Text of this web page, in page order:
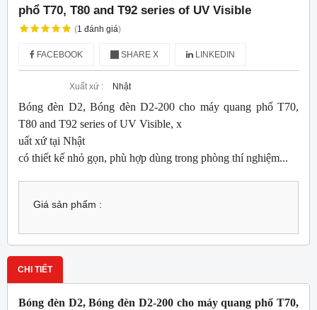
phổ T70, T80 and T92 series of UV Visible
(1 đánh giá)
FACEBOOK SHARE X LINKEDIN
Xuất xứ : Nhật
Bóng đèn D2, Bóng đèn D2-200 cho máy quang phổ T70,
T80 and T92 series of UV Visible, x
uất xứ tại Nhật
có thiết kế nhỏ gọn, phù hợp dùng trong phòng thí nghiệm...
Giá sản phẩm :
CHI TIẾT
Bóng đèn D2, Bóng đèn D2-200 cho máy quang phổ T70,